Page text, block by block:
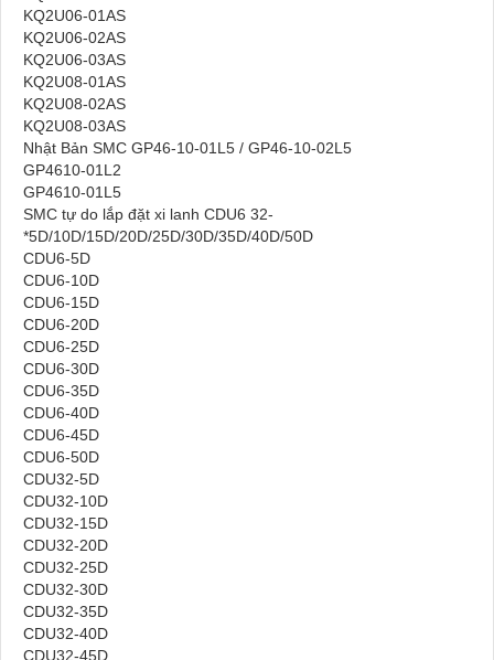
KQ2U06-01AS
KQ2U06-02AS
KQ2U06-03AS
KQ2U08-01AS
KQ2U08-02AS
KQ2U08-03AS
Nhật Bản SMC GP46-10-01L5 / GP46-10-02L5
GP4610-01L2
GP4610-01L5
SMC tự do lắp đặt xi lanh CDU6 32-
*5D/10D/15D/20D/25D/30D/35D/40D/50D
CDU6-5D
CDU6-10D
CDU6-15D
CDU6-20D
CDU6-25D
CDU6-30D
CDU6-35D
CDU6-40D
CDU6-45D
CDU6-50D
CDU32-5D
CDU32-10D
CDU32-15D
CDU32-20D
CDU32-25D
CDU32-30D
CDU32-35D
CDU32-40D
CDU32-45D